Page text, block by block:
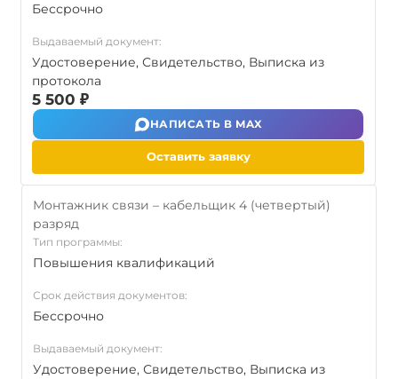
Бессрочно
Выдаваемый документ:
Удостоверение, Свидетельство, Выписка из
протокола
5 500 ₽
НАПИСАТЬ В MAX
Оставить заявку
Монтажник связи – кабельщик 4 (четвертый)
разряд
Тип программы:
Повышения квалификаций
Срок действия документов:
Бессрочно
Выдаваемый документ:
Удостоверение, Свидетельство, Выписка из